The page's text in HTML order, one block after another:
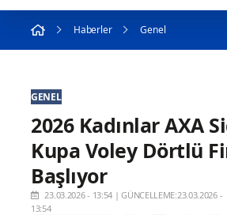
Haberler Genel
GENEL
2026 Kadınlar AXA
Kupa Voley Dörtlü
Başlıyor
23.03.2026 - 13:54 |GÜNCELLEME:23.03.2026 -
13:54